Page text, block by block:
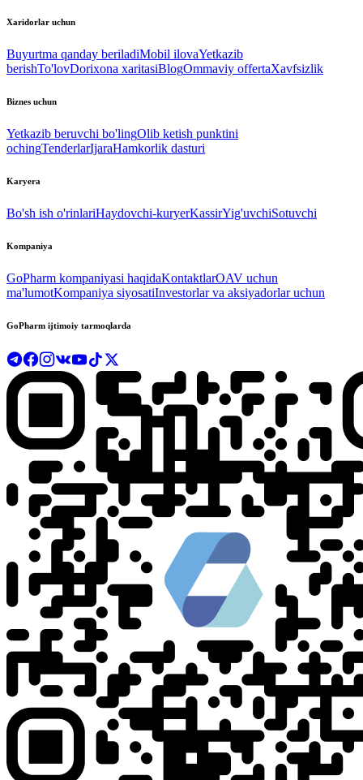
Xaridorlar uchun
Buyurtma qanday beriladiMobil ilovaYetkazib
berishTo'lovDorixona xaritasiBlogOmmaviy offertaXavfsizlik
Biznes uchun
Yetkazib beruvchi bo'lingOlib ketish punktini
ochingTenderlarIjaraHamkorlik dasturi
Karyera
Bo'sh ish o'rinlariHaydovchi-kuryerKassirYig'uvchiSotuvchi
Kompaniya
GoPharm kompaniyasi haqidaKontaktlarOAV uchun
ma'lumotKompaniya siyosatiInvestorlar va aksiyadorlar uchun
GoPharm ijtimoiy tarmoqlarda